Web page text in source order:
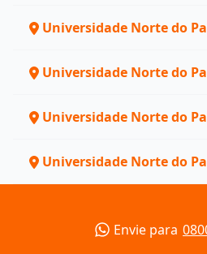
Universidade Norte do
Universidade Norte do
Universidade Norte do
Universidade Norte do
PR
Envie para